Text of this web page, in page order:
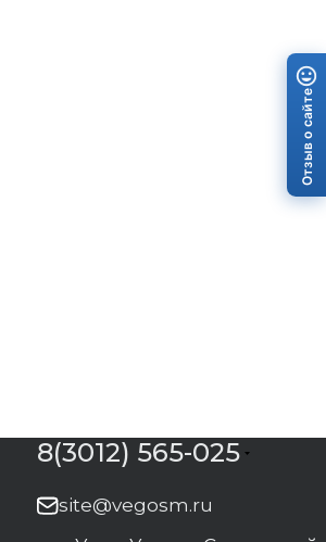
8(3012) 565-025
site@vegosm.ru
Отзыв о сайте